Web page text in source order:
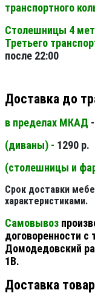
транспортного
Столешницы 4
Третьего
после 22:00
Доставка до
в пределах МКАД
(диваны) - 1290 р.
(столешницы и
Срок доставки
характеристиками.
Самовывоз
договоренности
Домодедовский
1В.
Доставка